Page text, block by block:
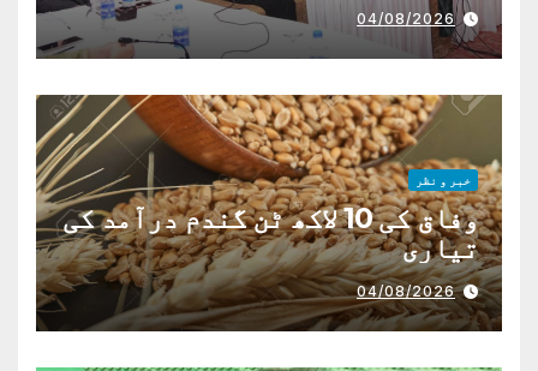
04/08/2026
خبر و نظر
وفاق کی 10 لاکھ ٹن گندم درآمد کی
تیاری
04/08/2026